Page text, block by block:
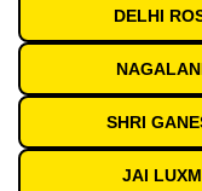
DELHI
SHRI
JAI